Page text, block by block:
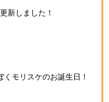
新しました！
くモリスケのお誕生日！